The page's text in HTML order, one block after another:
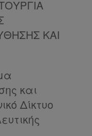
ΚΑΙ
και
Δίκτυο